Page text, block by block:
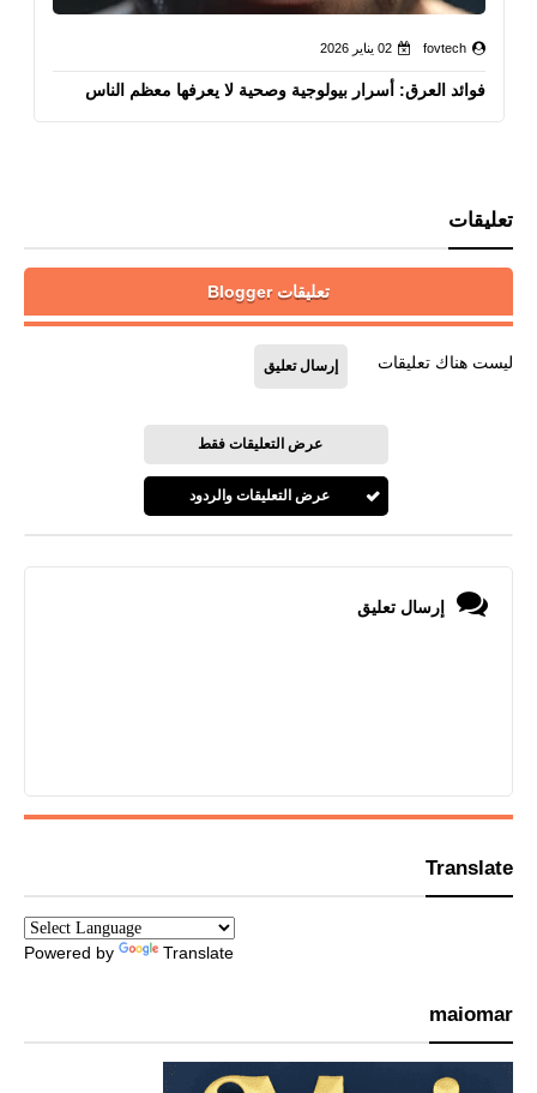
fovtech 02 يناير 2026
فوائد العرق: أسرار بيولوجية وصحية لا يعرفها معظم الناس
تعليقات
تعليقات Blogger
ليست هناك تعليقات إرسال تعليق
عرض التعليقات فقط
عرض التعليقات والردود
إرسال تعليق
Translate
Powered by Translate
maiomar